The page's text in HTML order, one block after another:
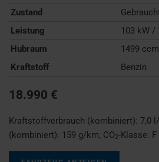
Zustand
Leistung
103 kW /
Hubraum
1499 ccm
Kraftstoff
Benzin
18.990 €
Kraftstoffverbrauch (kombiniert): 7,0
(kombiniert): 159 g/km; CO2-Klasse: F